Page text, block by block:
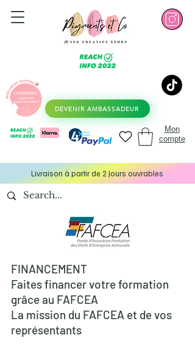
DEVENIR AMBASSADEUR
Mon
compte
Livraison à partir de 2 Jours ouvrables
FINANCEMENT
Faites financer votre formation
grâce au FAFCEA
La mission du FAFCEA et de vos
représentants